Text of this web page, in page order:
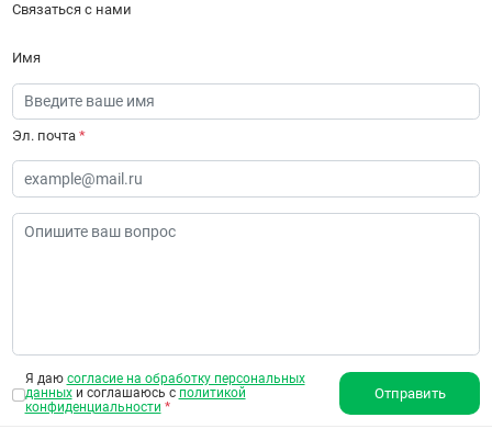
Связаться с нами
Имя
Эл. почта *
Я даю согласие на обработку персональных
данныхи соглашаюсь с политикой
конфиденциальности *
Отправить